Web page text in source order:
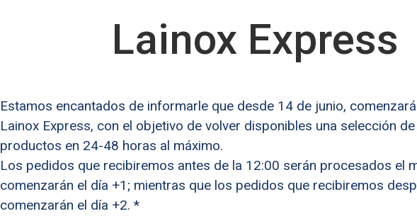
Lainox Express
Estamos encantados de informarle que desde 14 de junio,
Lainox Express, con el objetivo de volver disponibles una selección
productos en 24-48 horas al máximo.
Los pedidos que recibiremos antes de la 12:00 serán procesados el
comenzarán el día +1; mientras que los pedidos que recibiremos
comenzarán el día +2. *